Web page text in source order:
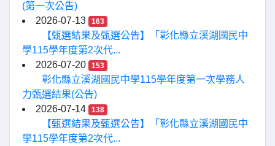
(第一次公告)
2026-07-13
163
【甄選結果及甄選公告】「彰化縣立溪湖國民中
學115學年度第2次代...
2026-07-20
153
彰化縣立溪湖國民中學115學年度第一次學務人
力甄選結果(公告)
2026-07-14
138
【甄選結果及甄選公告】「彰化縣立溪湖國民中
學115學年度第2次代...